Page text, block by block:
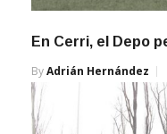
En Cerri, el Depo
ByAdrián Hernández